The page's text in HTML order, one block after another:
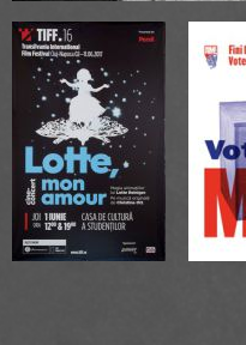
08.03.17 -
femmes
16.02.17 -
06.02.17 -
03.02.17 -